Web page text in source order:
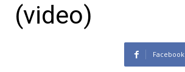
(video)
Facebook